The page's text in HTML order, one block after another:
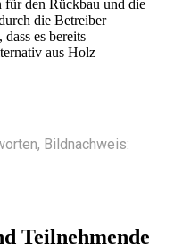
den Rückbau und die
die Betreiber
es bereits
aus Holz
Bildnachweis:
Teilnehmende